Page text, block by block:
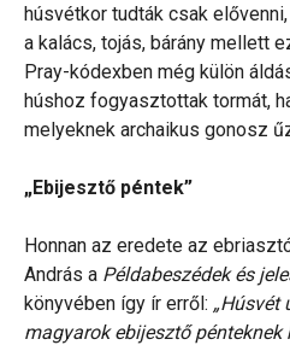
húsvétkor tudták csak
a kalács, tojás, bárány mellett
Pray-kódexben még külön
húshoz fogyasztottak tormát,
melyeknek archaikus gonosz
„Ebijesztő péntek”
Honnan az eredete az
András a Példabeszédek és
könyvében így ír erről: „Húsvét
magyarok ebijesztő